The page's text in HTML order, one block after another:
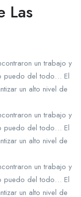
Las
un trabajo y
puedo del todo… El
un alto nivel de
un trabajo y
puedo del todo… El
un alto nivel de
un trabajo y
puedo del todo… El
un alto nivel de